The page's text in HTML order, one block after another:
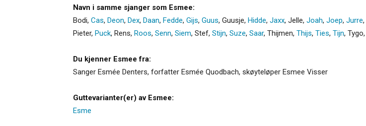
Navn i samme sjanger som Esmee:
Bodi, Cas, Deon, Dex, Daan, Fedde, Gijs, Guus, Guusje, Hidde, Jaxx, Jelle, Joah, Joep, Jurre,
Pieter, Puck, Rens, Roos, Senn, Siem, Stef, Stijn, Suze, Saar, Thijmen, Thijs, Ties, Tijn, Tygo,
Du kjenner Esmee fra:
Sanger Esmée Denters, forfatter Esmée Quodbach, skøyteløper Esmee Visser
Guttevarianter(er) av Esmee:
Esme